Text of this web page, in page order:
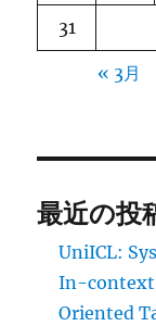
31
« 3月
最近の投
UniICL:
In-context
Oriented